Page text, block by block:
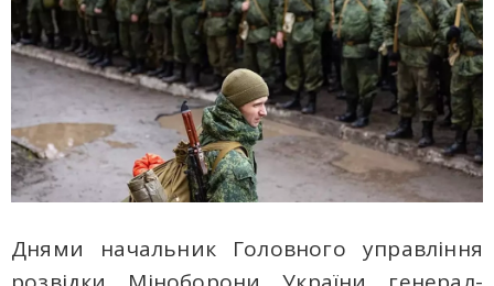
Днями начальник Головного управління